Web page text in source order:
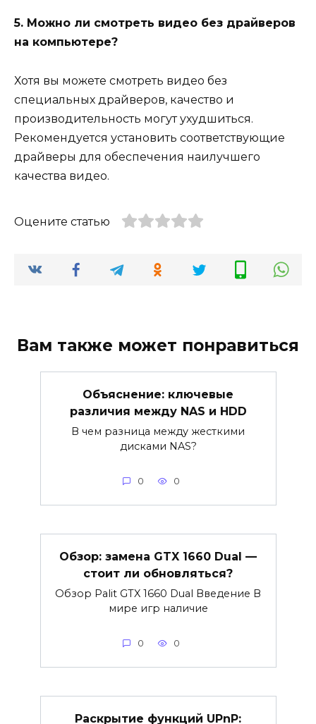
5. Можно ли смотреть видео без драйверов
на компьютере?
Хотя вы можете смотреть видео без
специальных драйверов, качество и
производительность могут ухудшиться.
Рекомендуется установить соответствующие
драйверы для обеспечения наилучшего
качества видео.
Оцените статью
Вам также может понравиться
Объяснение: ключевые
различия между NAS и HDD
В чем разница между жесткими
дисками NAS?
0 0
Обзор: замена GTX 1660 Dual —
стоит ли обновляться?
Обзор Palit GTX 1660 Dual Введение В
мире игр наличие
0 0
Раскрытие функций UPnP: